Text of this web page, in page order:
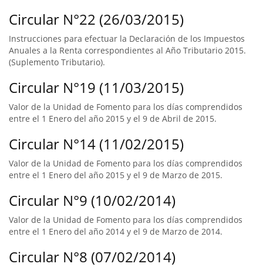
Circular N°22 (26/03/2015)
Instrucciones para efectuar la Declaración de los Impuestos
Anuales a la Renta correspondientes al Año Tributario 2015.
(Suplemento Tributario).
Circular N°19 (11/03/2015)
Valor de la Unidad de Fomento para los días comprendidos
entre el 1 Enero del año 2015 y el 9 de Abril de 2015.
Circular N°14 (11/02/2015)
Valor de la Unidad de Fomento para los días comprendidos
entre el 1 Enero del año 2015 y el 9 de Marzo de 2015.
Circular N°9 (10/02/2014)
Valor de la Unidad de Fomento para los días comprendidos
entre el 1 Enero del año 2014 y el 9 de Marzo de 2014.
Circular N°8 (07/02/2014)